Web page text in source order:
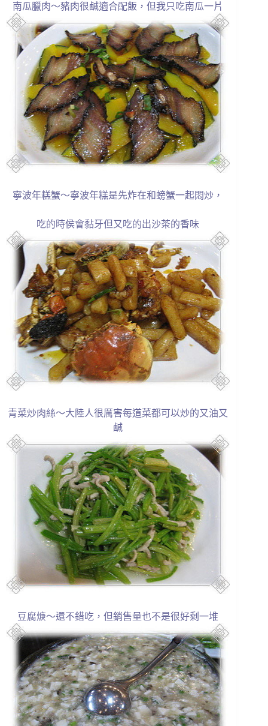
南瓜臘肉～豬肉很鹹適合配飯，但我只吃南瓜一片
寧波年糕蟹～寧波年糕是先炸在和螃蟹一起悶炒，
吃的時侯會黏牙但又吃的出沙茶的香味
青菜炒肉絲～大陸人很厲害每道菜都可以炒的又油又
鹹
豆腐焿～還不錯吃，但銷售量也不是很好剩一堆